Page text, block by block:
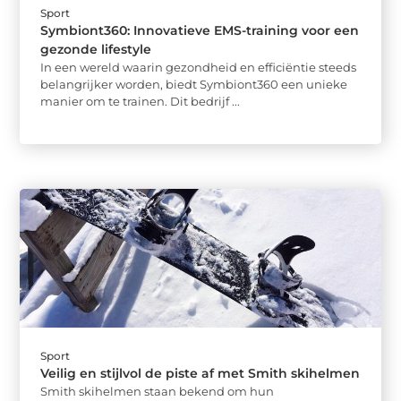
Sport
Symbiont360: Innovatieve EMS-training voor een
gezonde lifestyle
In een wereld waarin gezondheid en efficiëntie steeds
belangrijker worden, biedt Symbiont360 een unieke
manier om te trainen. Dit bedrijf ...
Sport
Veilig en stijlvol de piste af met Smith skihelmen
Smith skihelmen staan bekend om hun